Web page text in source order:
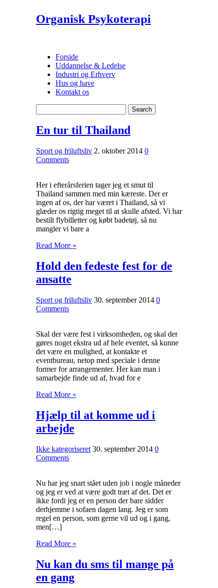
Organisk Psykoterapi
Forside
Uddannelse & Ledelse
Industri og Erhverv
Hus og have
Kontakt os
En tur til Thailand
Sport og friluftsliv 2. oktober 2014 0
Comments
Her i efterårsferien tager jeg et smut til
Thailand sammen med min kæreste. Der er
ingen af os, der har været i Thailand, så vi
glæder os rigtig meget til at skulle afsted. Vi har
bestilt flybilletter og købt badetøj, så nu
mangler vi bare a
Read More »
Hold den fedeste fest for de
ansatte
Sport og friluftsliv 30. september 2014 0
Comments
Skal der være fest i virksomheden, og skal der
gøres noget ekstra ud af hele eventet, så kunne
det være en mulighed, at kontakte et
eventbureau, netop med speciale i denne
former for arrangementer. Her kan man i
samarbejde finde ud af, hvad for e
Read More »
Hjælp til at komme ud i
arbejde
Ikke kategoriseret 30. september 2014 0
Comments
Nu har jeg snart stået uden job i nogle måneder
og jeg er ved at være godt træt af det. Det er
ikke fordi jeg er en person der bare sidder
derhjemme i sofaen dagen lang. Jeg er som
regel en person, som gerne vil ud og i gang,
men[…]
Read More »
Nu kan du sms til mange på
en gang